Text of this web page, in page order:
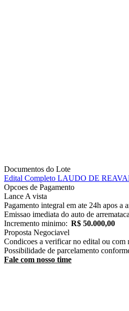
Documentos do Lote
Edital Completo LAUDO DE
Opcoes de Pagamento
Lance A vista
Pagamento integral em ate 24h apos a
Emissao imediata do auto de
Incremento minimo: R$ 50.000,00
Proposta Negociavel
Condicoes a verificar no edital ou com
Possibilidade de parcelamento
Fale com nosso time